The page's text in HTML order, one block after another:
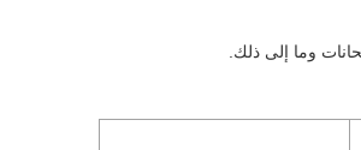
وما إلى ذلك.